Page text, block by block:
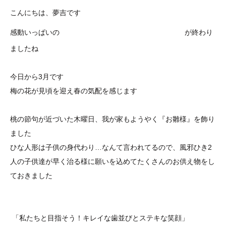
こんにちは、夢吉です
感動いっぱいの
が終わり
ましたね
今日から3月です
梅の花が見頃を迎え春の気配を感じます
桃の節句が近づいた木曜日、我が家もようやく『お雛様』を飾り
ました
ひな人形は子供の身代わり…なんて言われてるので、風邪ひき2
人の子供達が早く治る様に願いを込めてたくさんのお供え物をし
ておきました
「私たちと目指そう！キレイな歯並びとステキな笑顔 」